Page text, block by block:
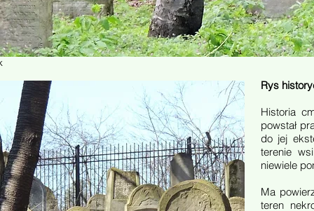
Rys
Historia
powstał
do jej
terenie
niewiele
Ma
teren